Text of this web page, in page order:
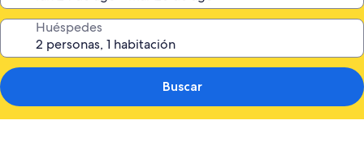
Huéspedes
Buscar